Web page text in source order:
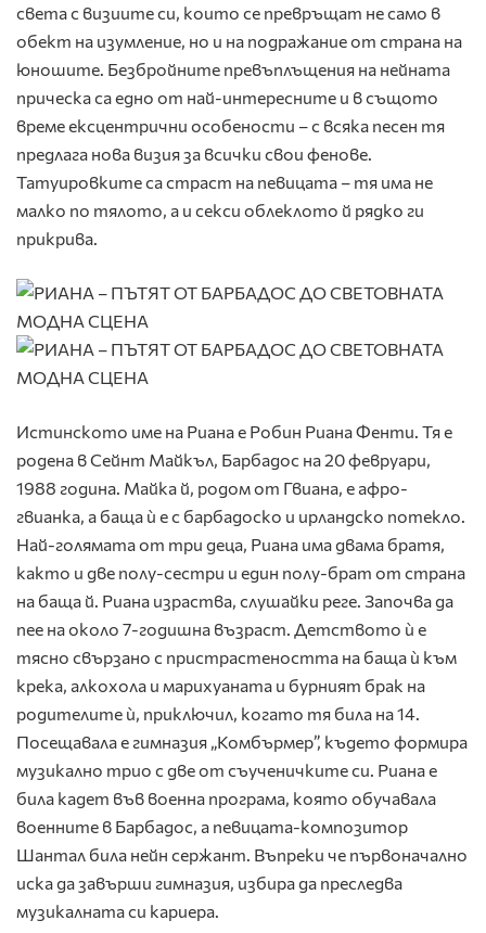
света с визиите си, които се превръщат не само в
обект на изумление, но и на подражание от страна на
юношите. Безбройните превъплъщения на нейната
прическа са едно от най-интересните и в същото
време ексцентрични особености – с всяка песен тя
предлага нова визия за всички свои фенове.
Татуировките са страст на певицата – тя има не
малко по тялото, а и секси облеклото й рядко ги
прикрива.
Истинското име на Риана е Робин Риана Фенти. Тя е
родена в Сейнт Майкъл, Барбадос на 20 февруари,
1988 година. Майка й, родом от Гвиана, е афро-
гвианка, а баща ѝ е с барбадоско и ирландско потекло.
Най-голямата от три деца, Риана има двама братя,
както и две полу-сестри и един полу-брат от страна
на баща й. Риана израства, слушайки реге. Започва да
пее на около 7-годишна възраст. Детството ѝ е
тясно свързано с пристрастеността на баща ѝ към
крека, алкохола и марихуаната и бурният брак на
родителите ѝ, приключил, когато тя била на 14.
Посещавала е гимназия „Комбърмер”, където формира
музикално трио с две от съученичките си. Риана е
била кадет във военна програма, която обучавала
военните в Барбадос, а певицата-композитор
Шантал била нейн сержант. Въпреки че първоначално
иска да завърши гимназия, избира да преследва
музикалната си кариера.